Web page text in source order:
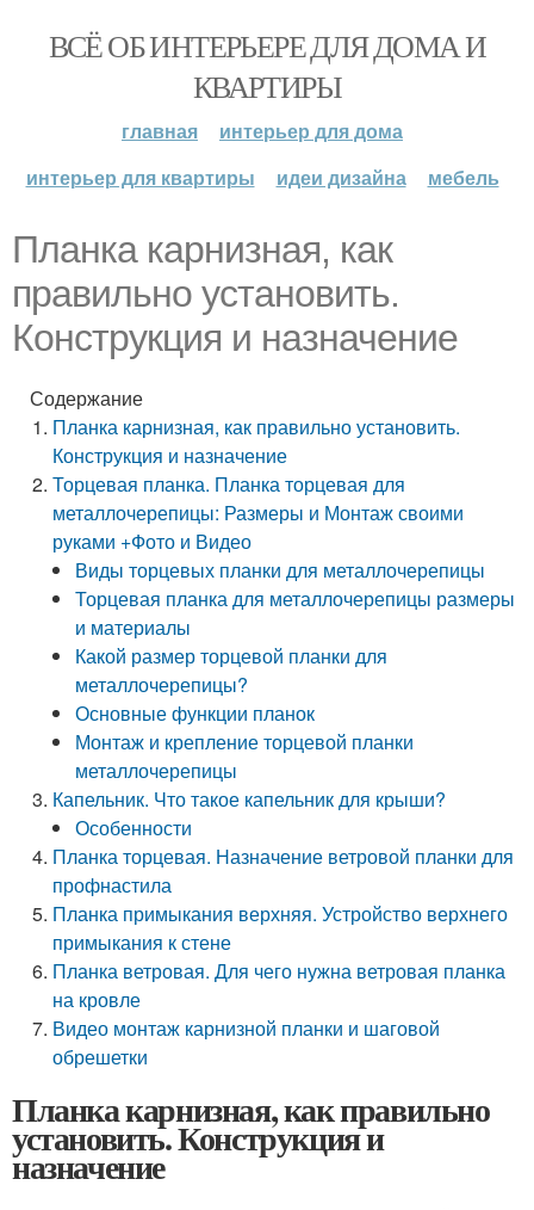
ВСЁ ОБ ИНТЕРЬЕРЕ ДЛЯ ДОМА И
КВАРТИРЫ
главная
интерьер для дома
интерьер для квартиры
идеи дизайна мебель
Планка карнизная, как
правильно установить.
Конструкция и назначение
Содержание
Планка карнизная, как правильно установить.
Конструкция и назначение
Торцевая планка. Планка торцевая для
металлочерепицы: Размеры и Монтаж своими
руками +Фото и Видео
Виды торцевых планки для металлочерепицы
Торцевая планка для металлочерепицы размеры
и материалы
Какой размер торцевой планки для
металлочерепицы?
Основные функции планок
Монтаж и крепление торцевой планки
металлочерепицы
Капельник. Что такое капельник для крыши?
Особенности
Планка торцевая. Назначение ветровой планки для
профнастила
Планка примыкания верхняя. Устройство верхнего
примыкания к стене
Планка ветровая. Для чего нужна ветровая планка
на кровле
Видео монтаж карнизной планки и шаговой
обрешетки
Планка карнизная, как правильно
установить. Конструкция и
назначение